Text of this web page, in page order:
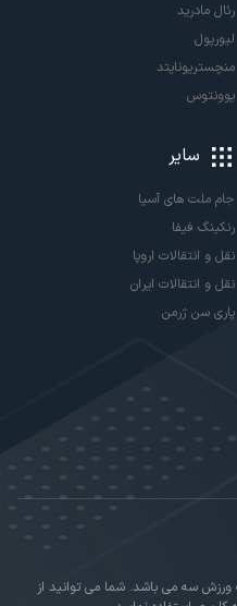
رئال مادرید
لیورپول
منچستریونایتد
یوونتوس
سایر
جام ملت های آسیا
رنکینگ فیفا
نقل و انتقالات اروپا
نقل و انتقالات ایران
پاری سن ژرمن
سه می باشد. شما می توانید از